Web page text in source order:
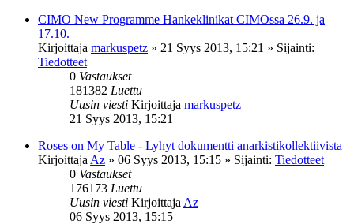
CIMO New Programme Hankeklinikat CIMOssa 26.9. ja
17.10.
Kirjoittaja markuspetz » 21 Syys 2013, 15:21 » Sijainti:
Tiedotteet
0 Vastaukset
181382 Luettu
Uusin viesti Kirjoittaja markuspetz
21 Syys 2013, 15:21
Roses on My Table - Lyhyt dokumentti anarkistikollektiivista
Kirjoittaja Az » 06 Syys 2013, 15:15 » Sijainti: Tiedotteet
0 Vastaukset
176173 Luettu
Uusin viesti Kirjoittaja Az
06 Syys 2013, 15:15